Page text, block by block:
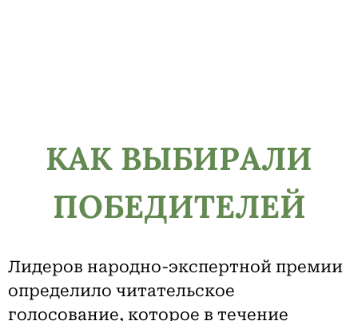
КАК ВЫБИРАЛИ
ПОБЕДИТЕЛЕЙ
Лидеров народно-экспертной премии
определило читательское
голосование, которое в течение